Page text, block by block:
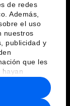
de redes
Además,
el uso
nuestros
publicidad y
que les
hayan
haya
uso